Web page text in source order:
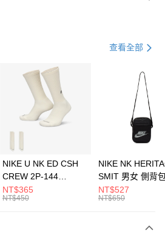
21家銀行
第一商業銀行
彰化商業銀行
查看全部
NIKE U NK ED CSH
CREW 2P-144
EMBRDY 男女 短統襪
FZ3073133
NT$365
NT$450
NIKE NK
SMIT 男女 側背
BA5871010
NT$527
NT$650